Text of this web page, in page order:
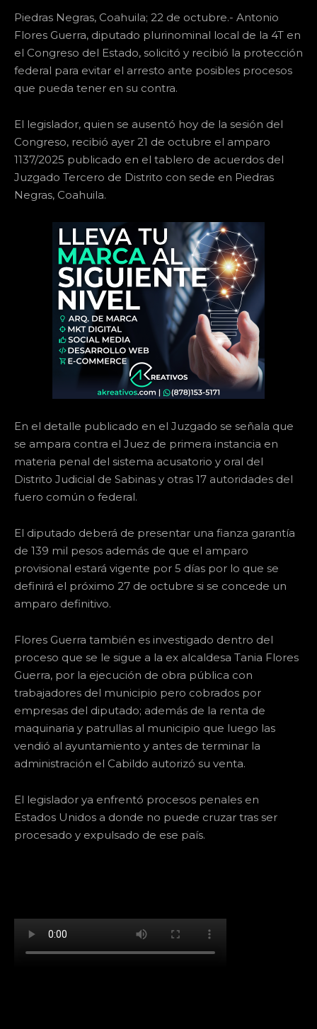
Piedras Negras, Coahuila; 22 de octubre.- Antonio
Flores Guerra, diputado plurinominal local de la 4T en
el Congreso del Estado, solicitó y recibió la protección
federal para evitar el arresto ante posibles procesos
que pueda tener en su contra.
El legislador, quien se ausentó hoy de la sesión del
Congreso, recibió ayer 21 de octubre el amparo
1137/2025 publicado en el tablero de acuerdos del
Juzgado Tercero de Distrito con sede en Piedras
Negras, Coahuila.
En el detalle publicado en el Juzgado se señala que
se ampara contra el Juez de primera instancia en
materia penal del sistema acusatorio y oral del
Distrito Judicial de Sabinas y otras 17 autoridades del
fuero común o federal.
El diputado deberá de presentar una fianza garantía
de 139 mil pesos además de que el amparo
provisional estará vigente por 5 días por lo que se
definirá el próximo 27 de octubre si se concede un
amparo definitivo.
Flores Guerra también es investigado dentro del
proceso que se le sigue a la ex alcaldesa Tania Flores
Guerra, por la ejecución de obra pública con
trabajadores del municipio pero cobrados por
empresas del diputado; además de la renta de
maquinaria y patrullas al municipio que luego las
vendió al ayuntamiento y antes de terminar la
administración el Cabildo autorizó su venta.
El legislador ya enfrentó procesos penales en
Estados Unidos a donde no puede cruzar tras ser
procesado y expulsado de ese país.